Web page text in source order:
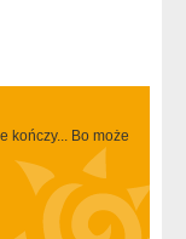
kończy... Bo może